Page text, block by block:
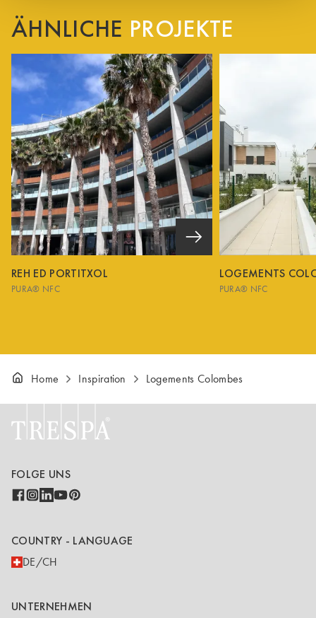
ÄHNLICHE PROJEKTE
REH ED PORTITXOL
PURA® NFC
LOGEMENTS
PURA® NFC
Home Inspiration Logements Colombes
FOLGE UNS
COUNTRY - LANGUAGE
DE/CH
UNTERNEHMEN